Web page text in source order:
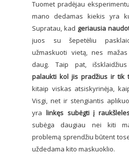
Tuomet pradėjau
mano dedamas kiekis yra
Supratau, kad geriausia
juos su šepetėliu
užmaskuoti vietą, nes
daug. Taip pat,
palaukti kol jis pradžius ir tik
kitaip viskas atsiskyrinėja,
Visgi, net ir stengiantis
yra linkęs subėgti į
subėga daugiau nei kiti
problemą sprendžiu būtent
uždedama kito maskuoklio.